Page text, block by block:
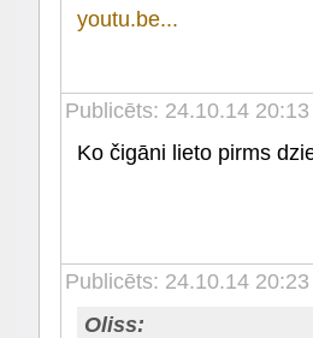
youtu.be...
Publicēts: 24.10.14 20:13
Ko čigāni lieto pirms
Publicēts: 24.10.14 20:23
Oliss: